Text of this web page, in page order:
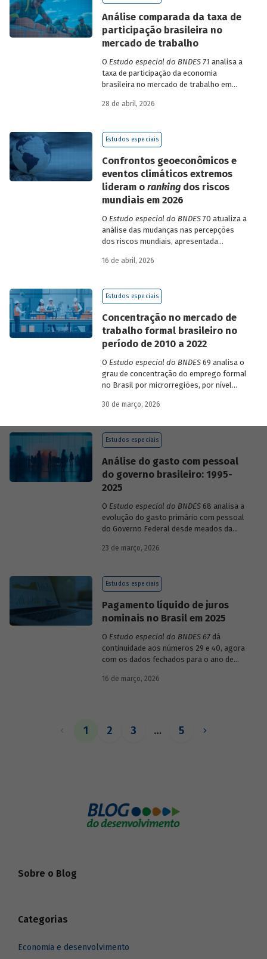
Análise comparada da taxa de
participação brasileira no
mercado de trabalho
O Estudo especial do BNDES 71 analisa a
taxa de participação da economia
brasileira no mercado de trabalho em
países de diferentes continentes e
28 de abril, 2026
Estudos especiais
Confrontos geoeconômicos e
eventos climáticos extremos
lideram o ranking dos riscos
mundiais em 2026
O Estudo especial do BNDES70 atualiza a
análise das mudanças nas percepções
dos riscos mundiais, apresentada
dos relatórios Global Risks Report (GRR)
mundiais para o ano em curso e para dois
16 de abril, 2026
Estudos especiais
Concentração no mercado de
trabalho formal brasileiro no
período de 2010 a 2022
O Estudo especial do BNDES69 analisa o
grau de concentração do emprego formal
no Brasil por microrregiões, por nível
setores, entre 2010 e 2022.
30 de março, 2026
Estudos especiais
Análise do gasto com pessoal
do governo brasileiro: 1995-
2025
O Estudo especial do BNDES68 analisa a
evolução do gasto primário com pessoal
do Governo Federal desde meados da
durante esse período e as mudanças
23 de março, 2026
Estudos especiais
Pagamento líquido de juros
nominais no Brasil em 2025
O Estudo especial do BNDES 67dá
continuidade aos números 29 e 40, agora
com os dados fechados para o ano de
16 de março, 2026
1 2 3 … 5
Sobre o Blog
Categorias
Economia e desenvolvimento